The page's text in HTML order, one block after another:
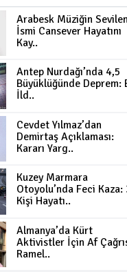
Arabesk Müziğin
İsmi Cansever Hayatını
Kay..
Antep Nurdağı’nda 4,5
Büyüklüğünde Deprem:
İld..
Cevdet Yılmaz’dan
Demirtaş Açıklaması:
Kararı Yarg..
Kuzey Marmara
Otoyolu’nda Feci Kaza:
Kişi Hayatı..
Almanya’da Kürt
Aktivistler İçin Af
Ramel..